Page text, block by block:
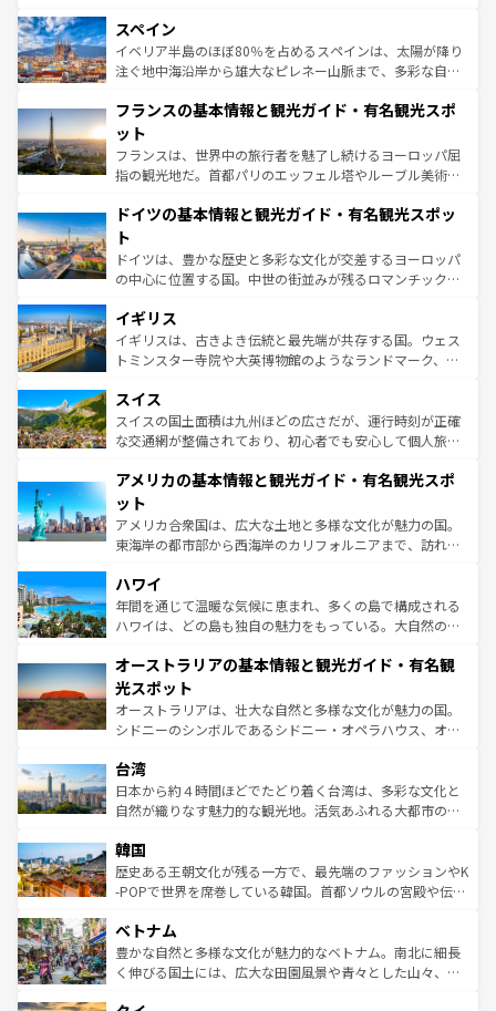
ろん、トスカーナの美しい田園風景やアマルフィ海岸の絶
景など、自然景観も見逃せない。観光の合間には、本場の
ピザやパスタなど、絶品のイタリア料理を堪能することも
ませてくれるイタリアで、忘れられない旅をしてみよう！
なお、新着のイタリア情報は
しい。
スペイン
イベリア半島のほぼ80％を占めるスペインは、太陽が降り
注ぐ地中海沿岸から雄大なピレネー山脈まで、多彩な自然
文化が根付くこの国では、情熱的なフラメンコ、熱気あふ
れる闘牛、そして美味しいタパスが生活の一部となってい
る。首都マドリードの洗練された雰囲気や、バルセロナの
アートに溢れた街角から、地方では古代ローマ遺跡や中世
せる。地方によって風土や気候が異なるスペインはその個
ンテンツ一覧 を参照してほしい。
フランスの基本情報と観光ガイド・有名観光スポ
ット
フランスは、世界中の旅行者を魅了し続けるヨーロッパ屈
指の観光地だ。首都パリのエッフェル塔やルーブル美術館
で、幅広い魅力が詰まっている。華麗な宮殿、歴史的な大
聖堂、美しいビーチ、そして豊かな自然が、訪れる者を心
から魅了する。また、フランスは美食の国としても知ら
れ、フランス料理はユネスコ無形文化遺産にも登録されて
香り高いラベンダー畑など、多彩な楽しみ方が可能だ。さ
らに、パリ以外の地域にも魅力が溢れており、どの街角に
も豊かな歴史と文化が息づいている。パリ以外の個性あふ
を参照してほしい。
ドイツの基本情報と観光ガイド・有名観光スポッ
ト
ドイツは、豊かな歴史と多彩な文化が交差するヨーロッパ
の中心に位置する国。中世の街並みが残るロマンチック街
顔を持つこの国は、どこを歩いても飽きることがない。ベ
ルリンの文化的活気、バイエルン州のアルプスの絶景、そ
してライン川沿いのワイン畑といった風景は必見。ビール
は、お酒好きな人にはぜひ体験してほしい。 なお、新着の
ドイツ情報はコンテンツ一覧を参照してほしい。
イギリス
イギリスは、古きよき伝統と最先端が共存する国。ウェス
トミンスター寺院や大英博物館のようなランドマーク、歴
リアごとに異なる魅力がある。また、優雅なアフタヌーン
ティー、ビール好きにはたまらない英国パブ、サッカー観
戦など、本場だからこそできる体験も豊富。イギリスを旅
ンツ一覧を参照してほしい。
スイス
スイスの国土面積は九州ほどの広さだが、運行時刻が正確
な交通網が整備されており、初心者でも安心して個人旅行
の建物がそのまま残る町や、スイスならではのユニークな
博物館もあり、アルプス観光だけでなく町歩きも満喫する
ことができる。国民の所得が高いため物価も高いが、旅行
者向けの交通パス提供のサービスもあり、うまく活用すれ
着のスイス情報は
アメリカの基本情報と観光ガイド・有名観光スポ
ット
アメリカ合衆国は、広大な土地と多様な文化が魅力の国。
東海岸の都市部から西海岸のカリフォルニアまで、訪れる
のような巨大都市は、観光、ショッピング、エンターテイ
ンメントが詰まった刺激的なスポットだ。一方、アメリカ
西部には大自然が広がり、グランドキャニオンやイエロー
部のニューオーリンズでは、音楽と美食が融合した独特の
文化が魅力。旅行者はアメリカの各地域で異なる魅力を楽
しみながら、その多様性と豊かな歴史を感じることができ
るだろう。車でのロードトリップや列車の旅も、アメリカ
情報は
ハワイ
年間を通じて温暖な気候に恵まれ、多くの島で構成される
ハワイは、どの島も独自の魅力をもっている。大自然の神
ワイ島は見逃せない。また、定番の観光地といえばオアフ
島だが、静かな自然を求めるならマウイ島やカウアイ島が
おすすめ。エメラルドグリーンに輝く海をはじめ、豊かな
文化や歴史が息づいている。「アロハスピリット」と呼ば
人々、おいしいローカルフードやハワイアンミュージッ
ク、伝統的なフラダンスなど、すべてがハワイの魅力を彩
っている。訪れるたびに新しい発見と感動が待っているハ
はコンテンツ一覧
オーストラリアの基本情報と観光ガイド・有名観
光スポット
オーストラリアは、壮大な自然と多様な文化が魅力の国。
シドニーのシンボルであるシドニー・オペラハウス、オー
リアリーフや大陸中央部にそびえるウルル（エアーズロッ
ク）、タスマニアの美しい原生林やケアンズの熱帯雨林な
ど、見どころがたくさん。また、カフェやワイン、オージ
いる。アクティビティも充実しており、サーフィンやダイ
ビング、ハイキングなど、アウトドア好きにはたまらな
い。オーストラリアの多彩な魅力を存分に味わいつくそ
参照してほしい。
台湾
日本から約４時間ほどでたどり着く台湾は、多彩な文化と
自然が織りなす魅力的な観光地。活気あふれる大都市の台
ン）、静ひつな山岳地帯である台湾東部など、都市の喧騒
と山間の静けさが共存しており、訪れる人に新しい発見と
驚きをもたらしてくれる。また、奥深い台湾の食文化も魅
容にもいいと評判のスイーツなど、バラエティ豊かな料理
が味わえる。 なお、新着の台湾情報は コンテンツ一覧を参
照してほしい。
韓国
歴史ある王朝文化が残る一方で、最先端のファッションやK
-POPで世界を席巻している韓国。首都ソウルの宮殿や伝統
き、地方に足を延ばせば四季折々の自然美を楽しむことが
できる。そして、キムチや焼肉、絶品のストリートフード
まで、さまざまな韓国料理が待っている。夜には、韓国な
ベトナム
豊かな自然と多様な文化が魅力的なベトナム。南北に細長
く伸びる国土には、広大な田園風景や青々とした山々、世